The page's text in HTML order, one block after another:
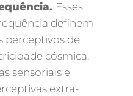
Esses
definem
perceptivos de
cósmica,
sensoriais e
extra-